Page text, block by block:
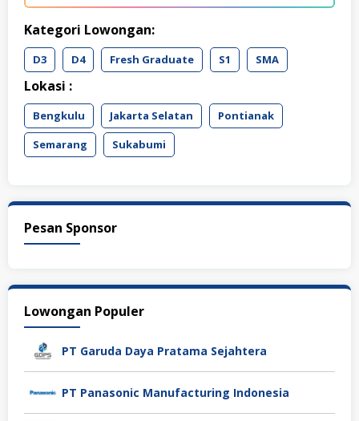
Kategori Lowongan:
D3 D4 Fresh Graduate S1 SMA
Lokasi :
Bengkulu Jakarta Selatan
Pontianak
Semarang
Sukabumi
Pesan Sponsor
Lowongan Populer
PT Garuda Daya Pratama Sejahtera
PT Panasonic Manufacturing Indonesia